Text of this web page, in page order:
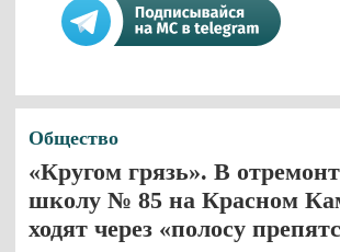
Общество
«Кругом грязь». В
школу № 85 на Красном
ходят через «полосу